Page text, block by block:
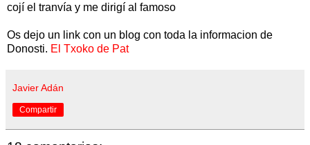
cojí el tranvía y me dirigí al famoso
Os dejo un link con un blog con toda la informacion de
Donosti. El Txoko de Pat
Javier Adán
Compartir